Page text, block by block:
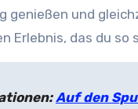
genießen und
Erlebnis, das du so
Auf den